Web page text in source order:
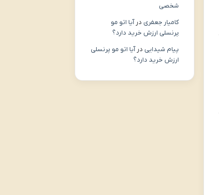
شخصی
کامیار جعفری درآیا اتو مو
پرنسلی ارزش خرید دارد؟
پیام شیدایی درآیا اتو مو پرنسلی
ارزش خرید دارد؟